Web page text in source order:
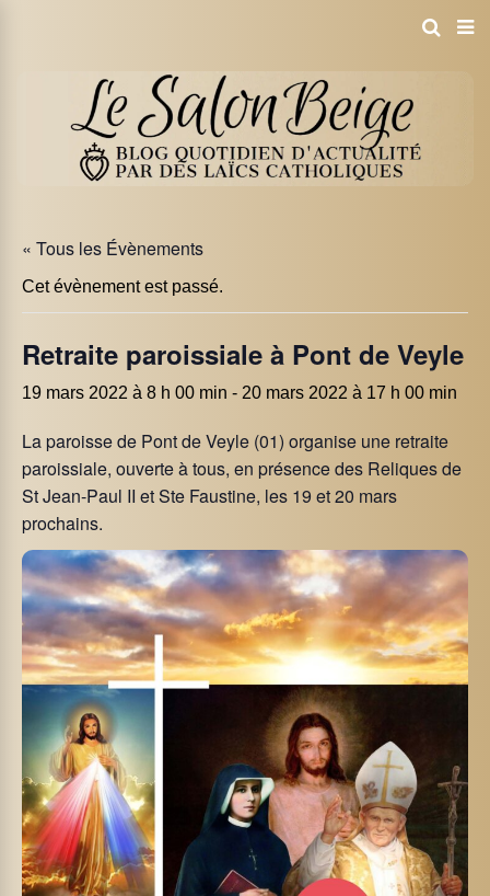
« Tous les Évènements
Cet évènement est passé.
Retraite paroissiale à Pont de Veyle
19 mars 2022 à 8 h 00 min - 20 mars 2022 à 17 h 00 min
La paroisse de Pont de Veyle (01) organise une retraite
paroissiale, ouverte à tous, en présence des Reliques de
St Jean-Paul II et Ste Faustine, les 19 et 20 mars
prochains.